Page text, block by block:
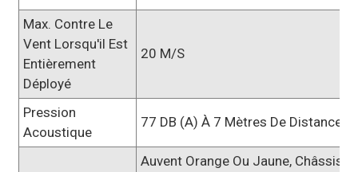
Max. Contre Le
Vent Lorsqu'il Est
Entièrement
Déployé
20 M/s
Pression
Acoustique
77 DB (A) À 7 Mètres De Distance
Auvent Orange Ou Jaune, Châssis